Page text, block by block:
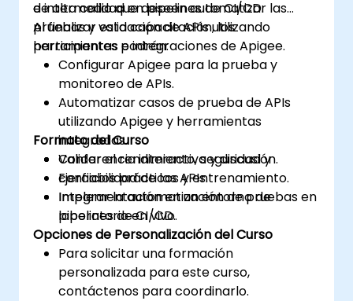
de alta calidad en pipelines de CI/CD.
e intermedio que deseen automatizar las
pruebas y validación de APIs utilizando
herramientas e integraciones de Apigee.
Al finalizar esta capacitación, los
participantes podrán:
Configurar Apigee para la prueba y
monitoreo de APIs.
Automatizar casos de prueba de APIs
utilizando Apigee y herramientas
integradas.
Validar el rendimiento, seguridad y
confiabilidad de las APIs.
Integrar la automatización de pruebas en
pipelines de CI/CD.
Formato del Curso
Conferencia interactiva y discusión.
Ejercicios prácticos y entrenamiento.
Implementación en un entorno de
laboratorio en vivo.
Opciones de Personalización del Curso
Para solicitar una formación
personalizada para este curso,
contáctenos para coordinarlo.